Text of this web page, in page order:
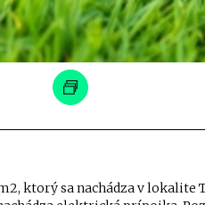
ktorý sa nachádza v lokalite